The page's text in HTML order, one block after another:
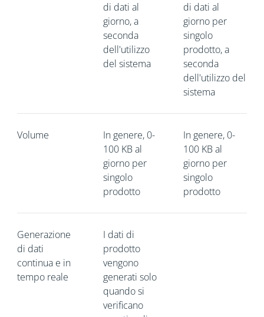
di dati al
giorno, a
seconda
dell'utilizzo
del sistema
di dati al
giorno per
singolo
prodotto, a
seconda
dell'utilizzo del
sistema
Volume
In genere, 0-
100 KB al
giorno per
singolo
prodotto
In genere, 0-
100 KB al
giorno per
singolo
prodotto
Generazione
di dati
continua e in
tempo reale
I dati di
prodotto
vengono
generati solo
quando si
verificano